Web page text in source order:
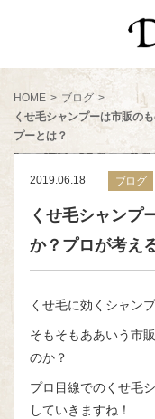
HOME > ブログ >
くせ毛シャンプーは市販の
プーとは？
2019.06.18 ブログ
くせ毛シャンプ
か？プロが考え
くせ毛に効くシャン
そもそもああいう市
のか？
プロ目線でのくせ毛
していきますね！